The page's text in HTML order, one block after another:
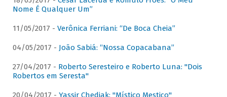
Nome É Qualquer Um”
11/05/2017 - Verônica Ferriani: “De Boca Cheia”
04/05/2017 - João Sabiá: “Nossa Copacabana”
27/04/2017 - Roberto Seresteiro e Roberto Luna: "Dois
Robertos em Seresta"